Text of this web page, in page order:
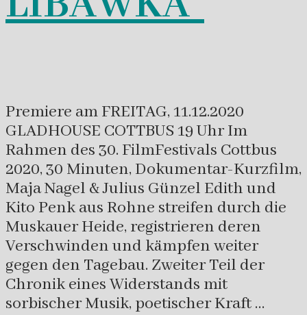
Premiere am FREITAG, 11.12.2020
GLADHOUSE COTTBUS 19 Uhr Im
Rahmen des 30. FilmFestivals Cottbus
2020, 30 Minuten, Dokumentar-Kurzfilm,
Maja Nagel & Julius Günzel Edith und
Kito Penk aus Rohne streifen durch die
Muskauer Heide, registrieren deren
Verschwinden und kämpfen weiter
gegen den Tagebau. Zweiter Teil der
Chronik eines Widerstands mit
sorbischer Musik, poetischer Kraft …